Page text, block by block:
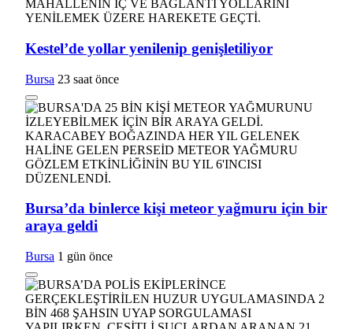
Kestel’de yollar yenilenip genişletiliyor
Bursa 23 saat önce
Bursa’da binlerce kişi meteor yağmuru için bir
araya geldi
Bursa 1 gün önce